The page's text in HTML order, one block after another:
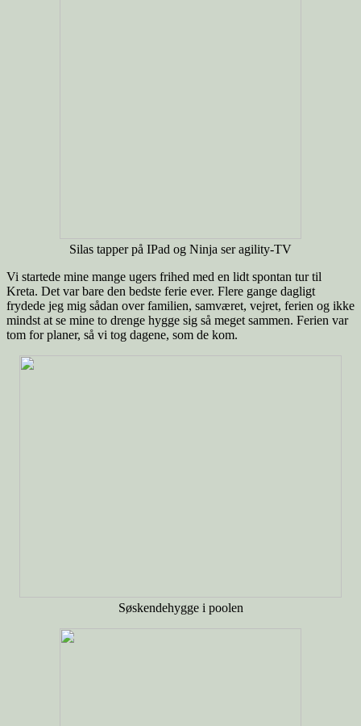
Silas tapper på IPad og Ninja ser agility-TV
Vi startede mine mange ugers frihed med en lidt spontan tur til
Kreta. Det var bare den bedste ferie ever. Flere gange dagligt
frydede jeg mig sådan over familien, samværet, vejret, ferien og ikke
mindst at se mine to drenge hygge sig så meget sammen. Ferien var
tom for planer, så vi tog dagene, som de kom.
Søskendehygge i poolen